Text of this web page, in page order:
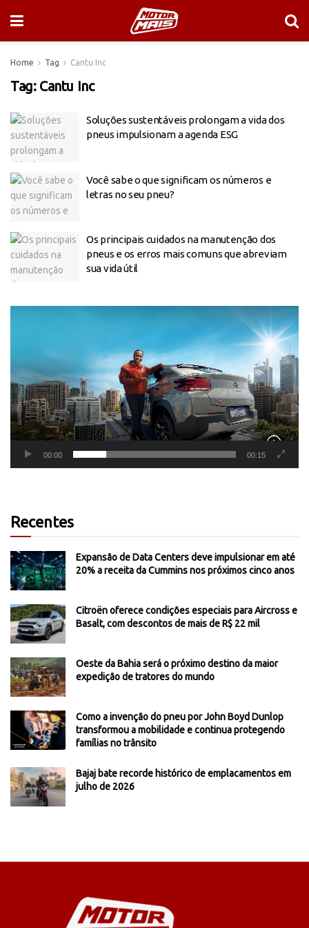
Home Tag Cantu Inc
Tag: Cantu Inc
Soluções sustentáveis prolongam a vida dos
pneus impulsionam a agenda ESG
Você sabe o que significam os números e
letras no seu pneu?
Os principais cuidados na manutenção dos
pneus e os erros mais comuns que abreviam
sua vida útil
00:00 00:15
Recentes
Expansão de Data Centers deve impulsionar em até
20% a receita da Cummins nos próximos cinco anos
Citroën oferece condições especiais para Aircross e
Basalt, com descontos de mais de R$ 22 mil
Oeste da Bahia será o próximo destino da maior
expedição de tratores do mundo
Como a invenção do pneu por John Boyd Dunlop
transformou a mobilidade e continua protegendo
famílias no trânsito
Bajaj bate recorde histórico de emplacamentos em
julho de 2026